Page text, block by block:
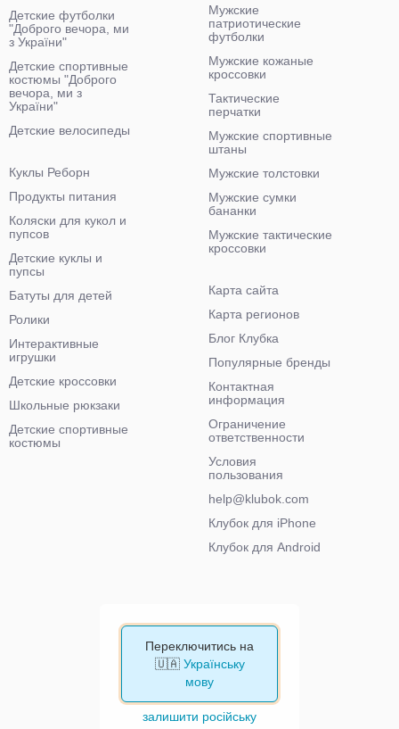
Детские футболки
"Доброго вечора, ми
з України"
Детские спортивные
костюмы "Доброго
вечора, ми з
України"
Детские велосипеды
Мужские
патриотические
футболки
Мужские кожаные
кроссовки
Тактические
перчатки
Мужские спортивные
штаны
Мужские толстовки
Мужские сумки
бананки
Мужские тактические
кроссовки
Куклы Реборн
Продукты питания
Коляски для кукол и
пупсов
Детские куклы и
пупсы
Батуты для детей
Ролики
Интерактивные
игрушки
Детские кроссовки
Школьные рюкзаки
Детские спортивные
костюмы
Карта сайта
Карта регионов
Блог Клубка
Популярные бренды
Контактная
информация
Ограничение
ответственности
Условия
пользования
help@klubok.com
Клубок для iPhone
Клубок для Android
Переключитись на
🇺🇦 Українську
мову
залишити російську